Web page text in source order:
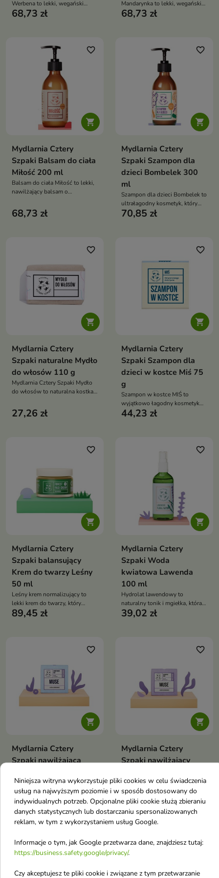
Werbena to lekki, wegański
kosmetyk, który regeneruje
68,73 zł
Mandarynka to lekki, wegański
kosmetyk, który nawilża, koi
68,73 zł

favorite_border
Mydlarnia Cztery
Szpaki Balsam do ciała
Miłość 200 ml
Balsam do ciała Miłość to lekki,
nawilżający balsam o
poprawia elastyczność skóry i
otula ją zmysłowym zapachem
68,73 zł

favorite_border
Mydlarnia Cztery
Szpaki Szampon dla
dzieci Bombelek 300
ml
Szampon dla dzieci Bombelek to
ultrałagodny kosmetyk, który
delikatnie oczyszcza włosy i
70,85 zł

favorite_border
Mydlarnia Cztery
Szpaki naturalne Mydło
do włosów 110 g
Mydlarnia Cztery Szpaki Mydło
do włosów to naturalna kostka
oczyszcza włosy i skórę głowy,
jednocześnie je wzmacniając i
27,26 zł

favorite_border
Mydlarnia Cztery
Szpaki Szampon dla
dzieci w kostce Miś 75
g
Szampon w kostce MIŚ to
wyjątkowo łagodny kosmetyk
do mycia włosów i skóry głowy,
44,23 zł

favorite_border
Mydlarnia Cztery
Szpaki balansujący
Krem do twarzy Leśny
50 ml
Leśny krem normalizujący to
lekki krem do twarzy, który
reguluje wydzielanie sebum,
89,45 zł

favorite_border
Mydlarnia Cztery
Szpaki Woda
kwiatowa Lawenda
100 ml
Hydrolat lawendowy to
naturalny tonik i mgiełka, która
koi skórę, odświeża ją i wspiera
39,02 zł

favorite_border
Mydlarnia Cztery
Szpaki nawilżająca
MUSE x Kasia
Sienkiewicz 55 g
Nawilżająca odżywka do
włosów w kostce, stworzona
przez Cztery Szpaki i Kasię
zmiękcza i odżywia włosy,
jednocześnie będąc ekologiczną
alternatywą dla tradycyjnych
44,33 zł

favorite_border
Mydlarnia Cztery
Szpaki nawilżający
MUSE x Kasia
Sienkiewicz 75 g
Nawilżający szampon w kostce
— delikatnie oczyszcza,
wygładza i pielęgnuje włosy
odżywczych olejów i lekkich
emolientów, zapewniając
miękkość, połysk i zdrowy
44,33 zł
Niniejsza witryna wykorzystuje pliki cookies w celu świadczenia
usług na najwyższym poziomie i w sposób dostosowany do
indywidualnych potrzeb. Opcjonalne pliki cookie służą zbieraniu
danych statystycznych lub dostarczaniu spersonalizowanych
reklam, w tym z wykorzystaniem usług Google.
Informacje o tym, jak Google przetwarza dane, znajdziesz tutaj:
https://business.safety.google/privacy/.
Czy akceptujesz te pliki cookie i związane z tym przetwarzanie